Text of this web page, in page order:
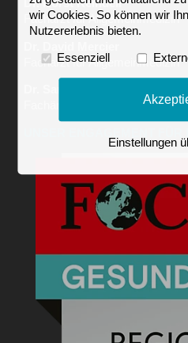
Dr. Horst Reindell
Facharzt für Allgemeinmedizin
Facharzt für Allgemeinmedizin
Fachärztin für Innere Medizin
wir Cookies. So können wir
Nutzererlebnis bieten.
Essenziell
Einstellungen